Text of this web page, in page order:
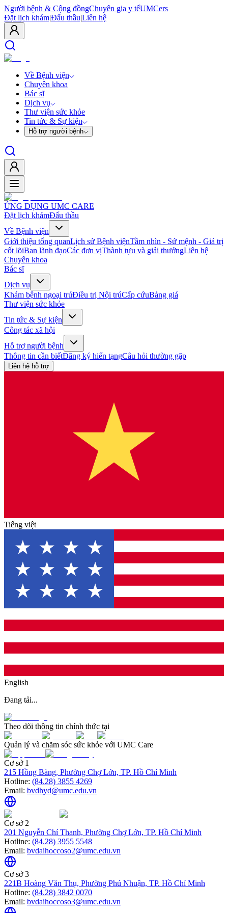
Người bệnh & Cộng đồngChuyên gia y tếUMCers
Đặt lịch khám|Đấu thầu|Liên hệ
Về Bệnh viện
Chuyên khoa
Bác sĩ
Dịch vụ
Thư viện sức khỏe
Tin tức & Sự kiện
Hỗ trợ người bệnh
ỨNG DỤNG UMC CARE
Đặt lịch khámĐấu thầu
Về Bệnh viện
Giới thiệu tổng quanLịch sử Bệnh việnTầm nhìn - Sứ mệnh - Giá trị
cốt lõiBan lãnh đạoCác đơn vịThành tựu và giải thưởngLiên hệ
Chuyên khoa
Bác sĩ
Dịch vụ
Khám bệnh ngoại trúĐiều trị Nội trúCấp cứuBảng giá
Thư viện sức khỏe
Tin tức & Sự kiện
Công tác xã hội
Hỗ trợ người bệnh
Thông tin cần biếtĐăng ký hiến tạngCâu hỏi thường gặp
Liên hệ hỗ trợ
Tiếng việt
English
Đang tải...
Theo dõi thông tin chính thức tại
Quản lý và chăm sóc sức khỏe với UMC Care
Cơ sở 1
215 Hồng Bàng, Phường Chợ Lớn, TP. Hồ Chí Minh
Hotline: (84.28) 3855 4269
Email: bvdhyd@umc.edu.vn
Cơ sở 2
201 Nguyễn Chí Thanh, Phường Chợ Lớn, TP. Hồ Chí Minh
Hotline: (84.28) 3955 5548
Email: bvdaihoccoso2@umc.edu.vn
Cơ sở 3
221B Hoàng Văn Thụ, Phường Phú Nhuận, TP. Hồ Chí Minh
Hotline: (84.28) 3842 0070
Email: bvdaihoccoso3@umc.edu.vn